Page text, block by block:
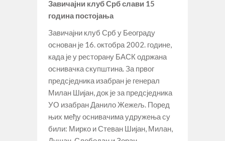
Завичајни клуб Срб слави 15
година постојања
Завичајни клуб Срб у Београду
основан је 16. октобра 2002. године,
када је у ресторану БАСК одржана
оснивачка скупштина. За првог
предсједника изабран је генерал
Милан Шијан, док је за предсједника
УО изабран Данило Жежељ. Поред
њих међу оснивачима удружења су
били: Мирко и Стеван Шијан, Милан,